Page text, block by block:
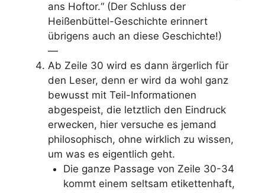
ans Hoftor.“ (Der Schluss der
Heißenbüttel-Geschichte erinnert
übrigens auch an diese Geschichte!)
—
Ab Zeile 30 wird es dann ärgerlich für
den Leser, denn er wird da wohl ganz
bewusst mit Teil-Informationen
abgespeist, die letztlich den Eindruck
erwecken, hier versuche es jemand
philosophisch, ohne wirklich zu wissen,
um was es eigentlich geht.
Die ganze Passage von Zeile 30-34
kommt einem seltsam etikettenhaft,